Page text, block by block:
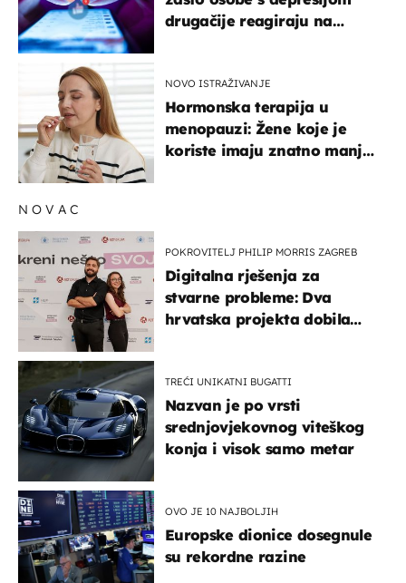
drugačije reagiraju na
NOVO ISTRAŽIVANJE
Hormonska terapija u
menopauzi: Žene koje je
koriste imaju znatno manji
NOVAC
POKROVITELJ PHILIP MORRIS ZAGREB
Digitalna rješenja za
stvarne probleme: Dva
hrvatska projekta dobila
TREĆI UNIKATNI BUGATTI
Nazvan je po vrsti
srednjovjekovnog viteškog
konja i visok samo metar
OVO JE 10 NAJBOLJIH
Europske dionice dosegnule
su rekordne razine